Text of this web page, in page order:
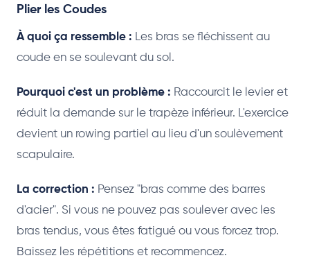
Plier les Coudes
À quoi ça ressemble : Les bras se fléchissent au
coude en se soulevant du sol.
Pourquoi c'est un problème : Raccourcit le levier et
réduit la demande sur le trapèze inférieur. L'exercice
devient un rowing partiel au lieu d'un soulèvement
scapulaire.
La correction : Pensez "bras comme des barres
d'acier". Si vous ne pouvez pas soulever avec les
bras tendus, vous êtes fatigué ou vous forcez trop.
Baissez les répétitions et recommencez.